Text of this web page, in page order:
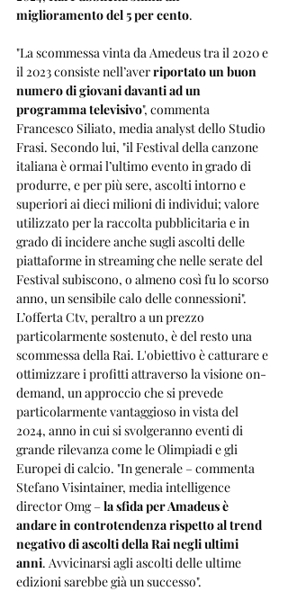
miglioramento del 5 per cento.
"La scommessa vinta da Amedeus tra il 2020 e
il 2023 consiste nell’aver riportato un buon
numero di giovani davanti ad un
programma televisivo", commenta
Francesco Siliato, media analyst dello Studio
Frasi. Secondo lui, "il Festival della canzone
italiana è ormai l’ultimo evento in grado di
produrre, e per più sere, ascolti intorno e
superiori ai dieci milioni di individui; valore
utilizzato per la raccolta pubblicitaria e in
grado di incidere anche sugli ascolti delle
piattaforme in streaming che nelle serate del
Festival subiscono, o almeno così fu lo scorso
anno, un sensibile calo delle connessioni".
L’offerta Ctv, peraltro a un prezzo
particolarmente sostenuto, è del resto una
scommessa della Rai. L'obiettivo è catturare e
ottimizzare i profitti attraverso la visione on-
demand, un approccio che si prevede
particolarmente vantaggioso in vista del
2024, anno in cui si svolgeranno eventi di
grande rilevanza come le Olimpiadi e gli
Europei di calcio. "In generale – commenta
Stefano Visintainer, media intelligence
director Omg – la sfida per Amadeus è
andare in controtendenza rispetto al trend
negativo di ascolti della Rai negli ultimi
anni. Avvicinarsi agli ascolti delle ultime
edizioni sarebbe già un successo".